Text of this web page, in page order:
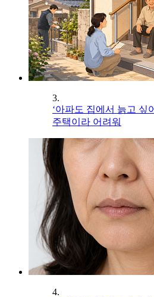
3.
‘아파도 집에서 늙고 싶
주택이라 어려워
4.